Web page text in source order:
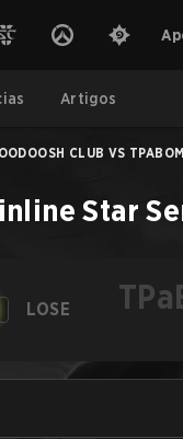
Artigos
CLUB VS
Star
LOSE